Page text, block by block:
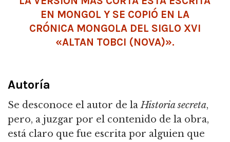
EN MONGOL Y SE COPIÓ EN LA
CRÓNICA MONGOLA DEL SIGLO XVI
«ALTAN TOBCI (NOVA)».
Autoría
Se desconoce el autor de laHistoria secreta,
pero, a juzgar por el contenido de la obra,
está claro que fue escrita por alguien que